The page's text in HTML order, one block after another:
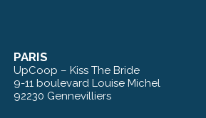
PARIS
UpCoop – Kiss The Bride
9-11 boulevard Louise Michel
92230 Gennevilliers